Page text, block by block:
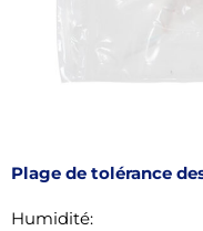
Plage de tolérance
Humidité: